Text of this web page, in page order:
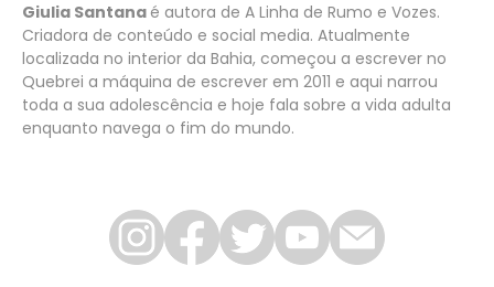
Giulia Santana é autora de A Linha de Rumo e Vozes.
Criadora de conteúdo e social media. Atualmente
localizada no interior da Bahia, começou a escrever no
Quebrei a máquina de escrever em 2011 e aqui narrou
toda a sua adolescência e hoje fala sobre a vida adulta
enquanto navega o fim do mundo.